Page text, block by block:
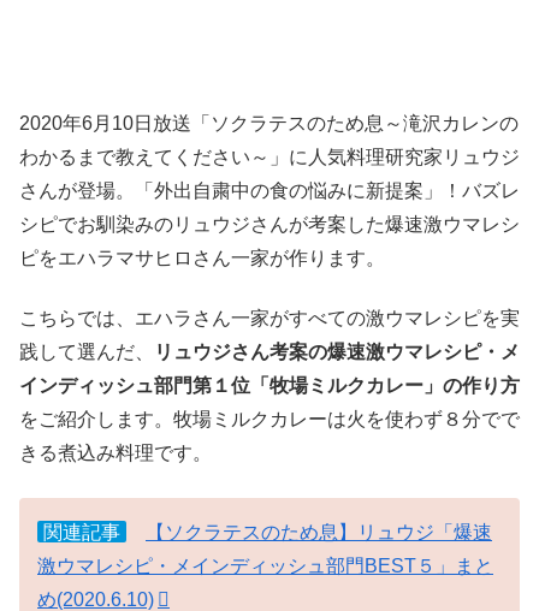
2020年6月10日放送「ソクラテスのため息～滝沢カレンの
わかるまで教えてください～」に人気料理研究家リュウジ
さんが登場。「外出自粛中の食の悩みに新提案」！バズレ
シピでお馴染みのリュウジさんが考案した爆速激ウマレシ
ピをエハラマサヒロさん一家が作ります。
こちらでは、エハラさん一家がすべての激ウマレシピを実
践して選んだ、
リュウジさん考案の爆速激ウマレシピ・メ
インディッシュ部門第１位「牧場ミルクカレー」の作り方
をご紹介します。牧場ミルクカレーは火を使わず８分でで
きる煮込み料理です。
関連記事
【ソクラテスのため息】リュウジ「爆速
激ウマレシピ・メインディッシュ部門BEST５」まと
め(2020.6.10)